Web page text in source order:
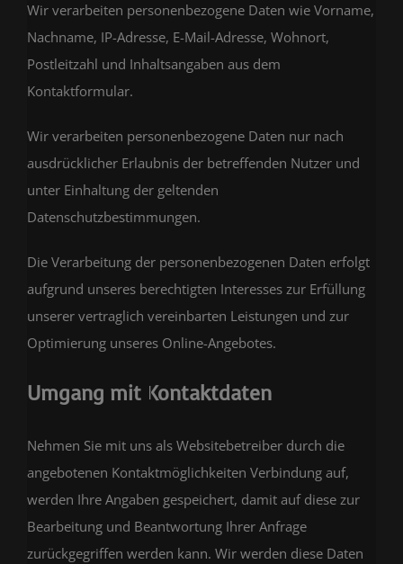
Wir verarbeiten personenbezogene Daten wie Vorname,
Nachname, IP-Adresse, E-Mail-Adresse, Wohnort,
Postleitzahl und Inhaltsangaben aus dem
Kontaktformular.
Wir verarbeiten personenbezogene Daten nur nach
ausdrücklicher Erlaubnis der betreffenden Nutzer und
unter Einhaltung der geltenden
Datenschutzbestimmungen.
Die Verarbeitung der personenbezogenen Daten erfolgt
aufgrund unseres berechtigten Interesses zur Erfüllung
unserer vertraglich vereinbarten Leistungen und zur
Optimierung unseres Online-Angebotes.
Umgang mit Kontaktdaten
Nehmen Sie mit uns als Websitebetreiber durch die
angebotenen Kontaktmöglichkeiten Verbindung auf,
werden Ihre Angaben gespeichert, damit auf diese zur
Bearbeitung und Beantwortung Ihrer Anfrage
zurückgegriffen werden kann. Wir werden diese Daten